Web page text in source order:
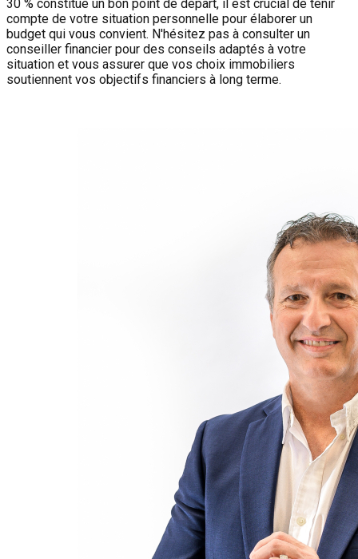
30 % constitue un bon point de départ, il est crucial de tenir
compte de votre situation personnelle pour élaborer un
budget qui vous convient. N'hésitez pas à consulter un
conseiller financier pour des conseils adaptés à votre
situation et vous assurer que vos choix immobiliers
soutiennent vos objectifs financiers à long terme.